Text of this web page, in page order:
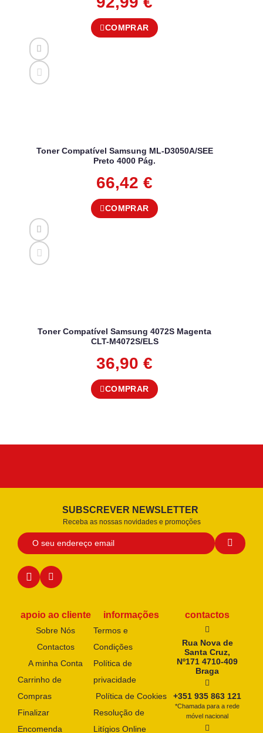
COMPRAR
Toner Compatível Samsung ML-D3050A/SEE
Preto 4000 Pág.
66,42 €
COMPRAR
Toner Compatível Samsung 4072S Magenta
CLT-M4072S/ELS
36,90 €
COMPRAR
SUBSCREVER NEWSLETTER
Receba as nossas novidades e promoções
apoio ao cliente
Sobre Nós
Contactos
A minha Conta
Carrinho de
Compras
Finalizar
Encomenda
informações
Termos e
Condições
Política de
privacidade
Política de Cookies
Resolução de
Litígios Online
contactos
Rua Nova de
Santa Cruz,
Nº171 4710-409
Braga
+351 935 863 121
*Chamada para a rede
móvel nacional